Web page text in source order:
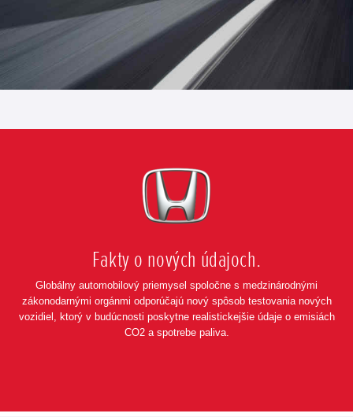
Fakty o nových údajoch.
Globálny automobilový priemysel spoločne s medzinárodnými
zákonodarnými orgánmi odporúčajú nový spôsob testovania nových
vozidiel, ktorý v budúcnosti poskytne realistickejšie údaje o emisiách
CO2 a spotrebe paliva.